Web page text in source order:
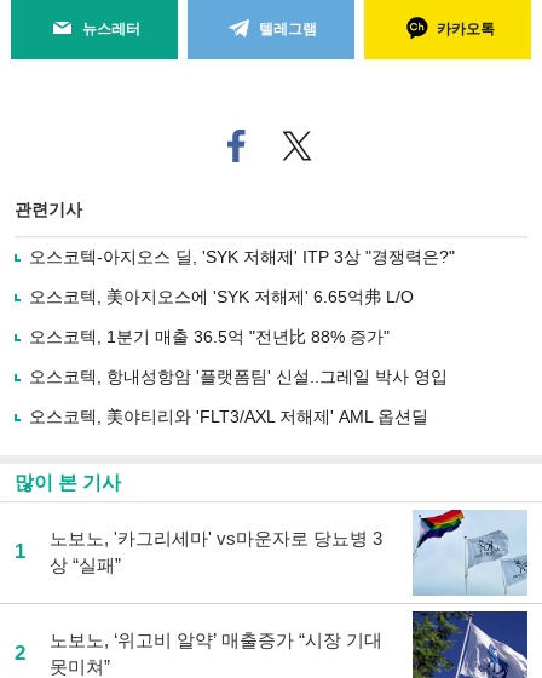
뉴스레터 텔레그램 카카오톡
페
이
로
사
유
기
트위
터로
관련기사
오스코텍-아지오스 딜, 'SYK 저해제' ITP 3상 "경쟁력은?"
오스코텍, 美아지오스에 'SYK 저해제' 6.65억弗 L/O
오스코텍, 1분기 매출 36.5억 "전년比 88% 증가"
오스코텍, 항내성항암 '플랫폼팀' 신설..그레일 박사 영입
오스코텍, 美야티리와 'FLT3/AXL 저해제' AML 옵션딜
많이 본 기사
1
노보노, '카그리세마' vs마운자로 당뇨병 3
상 “실패”
2
노보노, ‘위고비 알약’ 매출증가 “시장 기대
못미쳐”